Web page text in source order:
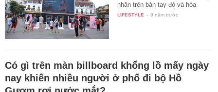
nhăn trên bàn tay đó và hòa
mình…
LIFESTYLE - 9 năm trước
Có gì trên màn billboard khổng lồ mấy ngày
nay khiến nhiều người ở phố đi bộ Hồ